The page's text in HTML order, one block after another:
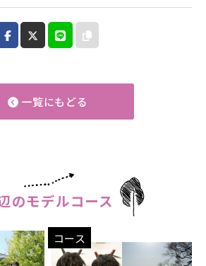
一覧にもどる
のモデルコース
コース